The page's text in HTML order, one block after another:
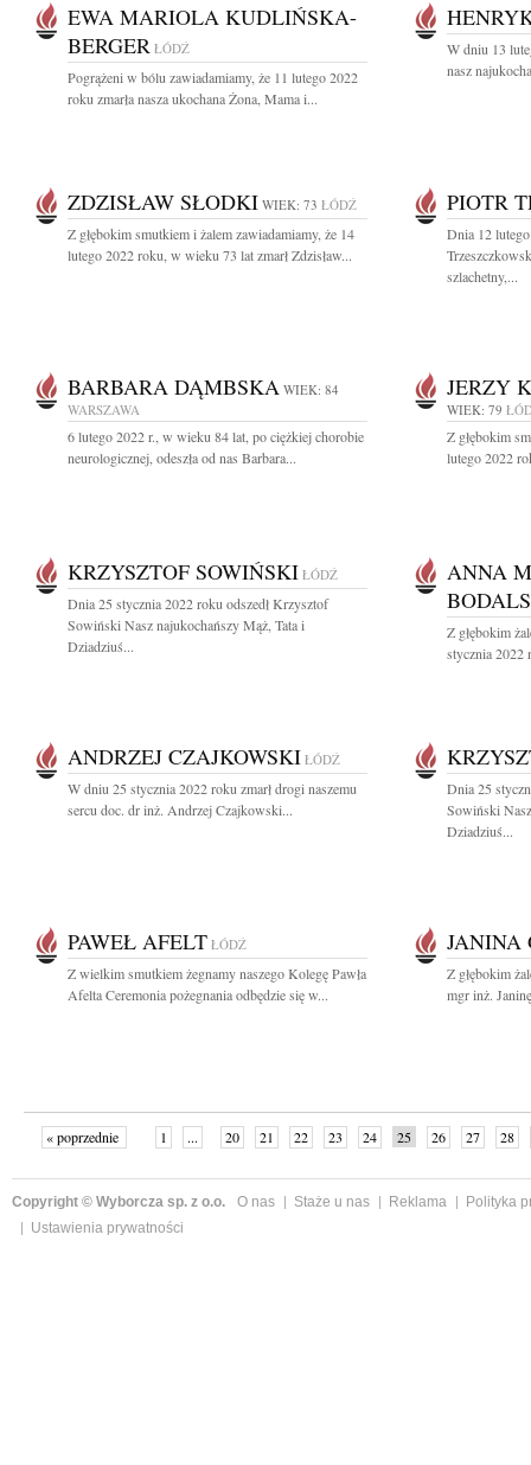
EWA MARIOLA KUDLIŃSKA-
BERGER ŁÓDŹ
Pogrążeni w bólu zawiadamiamy, że 11 lutego 2022
roku zmarła nasza ukochana Żona, Mama i...
W dniu 13
nasz
ZDZISŁAW SŁODKI WIEK: 73 ŁÓDŹ
Z głębokim smutkiem i żalem zawiadamiamy, że 14
lutego 2022 roku, w wieku 73 lat zmarł Zdzisław...
PIOTR
Dnia 12
szlachetny,...
BARBARA DĄMBSKA WIEK: 84
WARSZAWA
6 lutego 2022 r., w wieku 84 lat, po ciężkiej chorobie
neurologicznej, odeszła od nas Barbara...
JERZY
WIEK: 79
Z głębokim
lutego 2022
KRZYSZTOF SOWIŃSKI ŁÓDŹ
Dnia 25 stycznia 2022 roku odszedł Krzysztof
Sowiński Nasz najukochańszy Mąż, Tata i
Dziadziuś...
ANNA
Z głębokim
stycznia 2022
ANDRZEJ CZAJKOWSKI ŁÓDŹ
W dniu 25 stycznia 2022 roku zmarł drogi naszemu
sercu doc. dr inż. Andrzej Czajkowski...
Dnia 25
Sowiński
Dziadziuś...
PAWEŁ AFELT ŁÓDŹ
Z wielkim smutkiem żegnamy naszego Kolegę Pawła
Afelta Ceremonia pożegnania odbędzie się w...
JANINA
Z głębokim
mgr inż.
« poprzednie 1 ... 20 21 22 23 24 25 26 27
28
Copyright © Wyborcza sp. z o.o. O nas Staże u nas Reklama
Polityka
Ustawienia prywatności